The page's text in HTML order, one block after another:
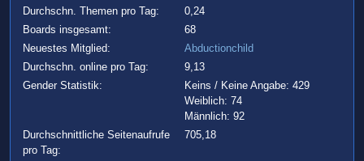
Durchschn. Themen pro Tag:
0,24
Boards insgesamt:
68
Neuestes Mitglied:
Abductionchild
Durchschn. online pro Tag:
9,13
Gender Statistik:
Keins / Keine Angabe: 429
Weiblich: 74
Männlich: 92
Durchschnittliche Seitenaufrufe
pro Tag:
705,18